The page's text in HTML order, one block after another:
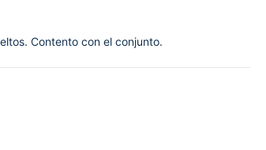
Contento con el conjunto.